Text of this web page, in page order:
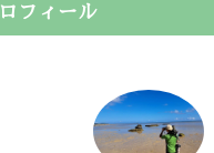
フィール